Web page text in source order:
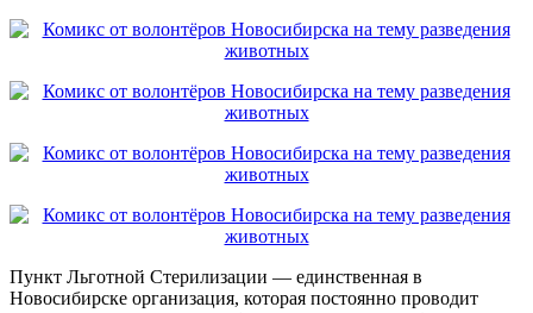
Пункт Льготной Стерилизации — единственная в
Новосибирске организация, которая постоянно проводит